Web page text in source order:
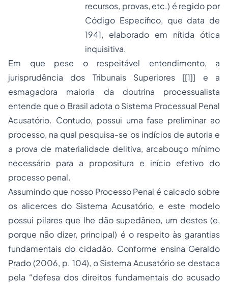
recursos, provas, etc.) é regido por
Código Específico, que data de
1941, elaborado em nítida ótica
inquisitiva.
Em que pese o respeitável entendimento, a
jurisprudência dos Tribunais Superiores [[1]] e a
esmagadora maioria da doutrina processualista
entende que o Brasil adota o Sistema Processual Penal
Acusatório. Contudo, possui uma fase preliminar ao
processo, na qual pesquisa-se os indícios de autoria e
a prova de materialidade delitiva, arcabouço mínimo
necessário para a propositura e início efetivo do
processo penal.
Assumindo que nosso ProcessoPenal é calcado sobre
os alicerces do Sistema Acusatório, e este modelo
possui pilares que lhe dão supedâneo, um destes (e,
porque não dizer, principal) é o respeito às garantias
fundamentais do cidadão. Conforme ensina Geraldo
Prado (2006, p. 104), o Sistema Acusatório se destaca
pela “defesa dos direitos fundamentais do acusado